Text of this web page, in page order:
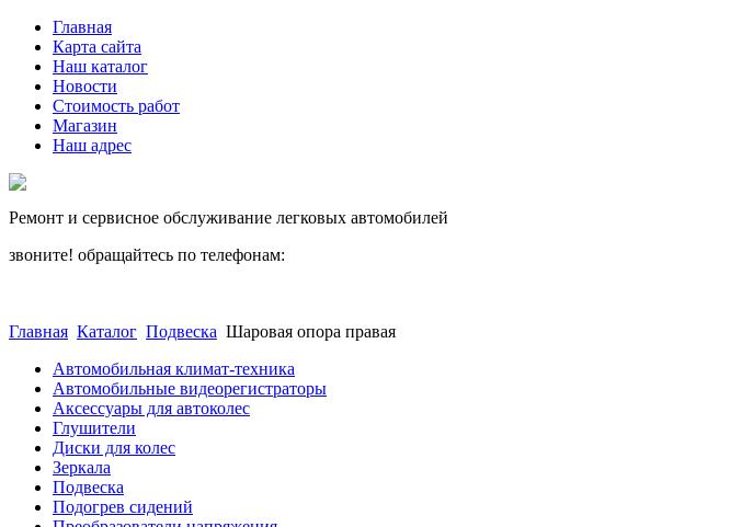
Главная
Карта сайта
Наш каталог
Новости
Стоимость работ
Магазин
Наш адрес
Ремонт и сервисное обслуживание легковых автомобилей
звоните! обращайтесь по телефонам:
Главная Каталог Подвеска Шаровая опора правая
Автомобильная климат-техника
Автомобильные видеорегистраторы
Аксессуары для автоколес
Глушители
Диски для колес
Зеркала
Подвеска
Подогрев сидений